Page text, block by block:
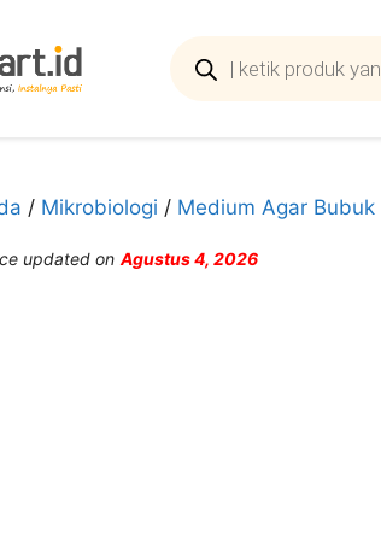
search
/ Mikrobiologi / Medium Agar Bubuk
updated on Agustus 4, 2026